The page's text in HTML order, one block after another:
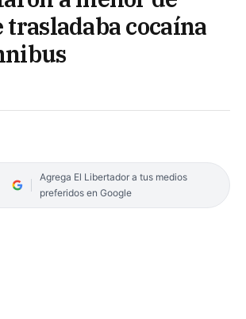
trasladaba cocaína
Agrega El Libertador a tus medios
preferidos en Google